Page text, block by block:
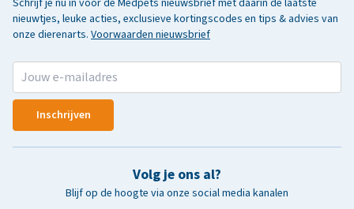
nieuwtjes, leuke acties, exclusieve kortingscodes en tips & advies van
onze dierenarts. Voorwaarden nieuwsbrief
Inschrijven
Volg je ons al?
Blijf op de hoogte via onze social media kanalen